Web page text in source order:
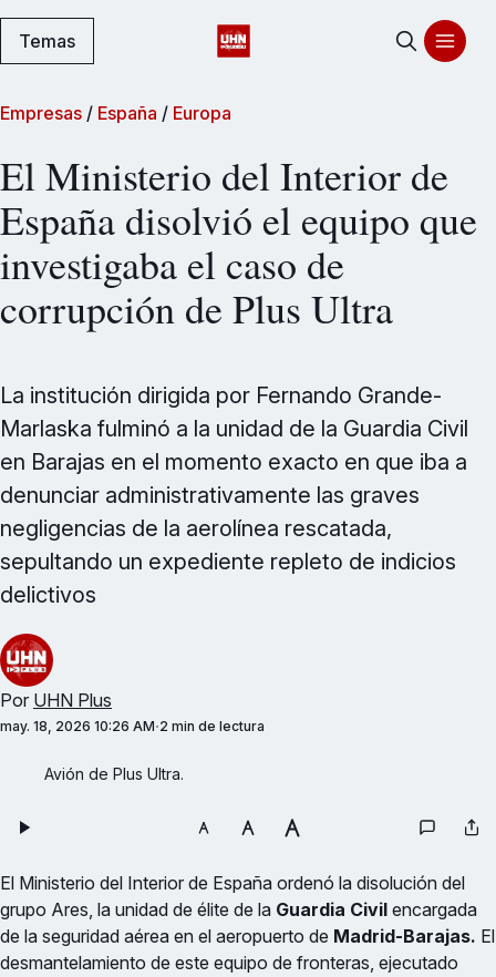
Temas
Empresas / España / Europa
El Ministerio del Interior de
España disolvió el equipo que
investigaba el caso de
corrupción de Plus Ultra
La institución dirigida por Fernando Grande-
Marlaska fulminó a la unidad de la Guardia Civil
en Barajas en el momento exacto en que iba a
denunciar administrativamente las graves
negligencias de la aerolínea rescatada,
sepultando un expediente repleto de indicios
delictivos
Por UHN Plus
may. 18, 2026 10:26 AM 2 min de lectura
Avión de Plus Ultra.
El Ministerio del Interior de España ordenó la disolución del
grupo Ares, la unidad de élite de la Guardia Civil encargada
de la seguridad aérea en el aeropuerto de Madrid-Barajas. El
desmantelamiento de este equipo de fronteras, ejecutado